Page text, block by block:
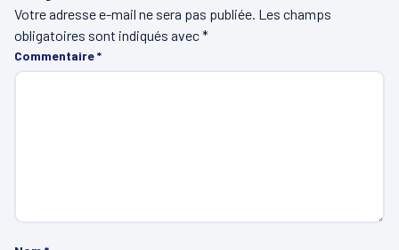
Votre adresse e-mail ne sera pas publiée. Les champs
obligatoires sont indiqués avec*
Commentaire*